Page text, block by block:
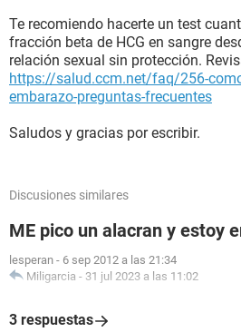
Te recomiendo hacerte un test
fracción beta de HCG en sangre
relación sexual sin protección.
https://salud.ccm.net/faq/256-
embarazo-preguntas-frecuentes
Saludos y gracias por escribir.
Discusiones similares
ME pico un alacran y estoy
lesperan - 6 sep 2012 a las 21:34
Miligarcia - 31 jul 2023 a las 11:02
3 respuestas